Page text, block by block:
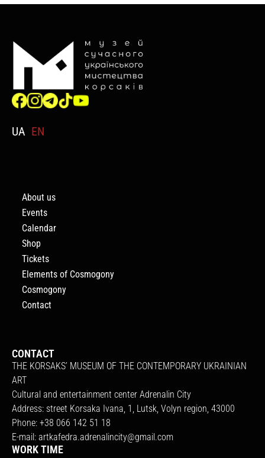
UA EN
About us
Events
Calendar
Shop
Tickets
Elements of Cosmogony
Cosmogony
Contact
CONTACT
THE KORSAKS’ MUSEUM OF THE CONTEMPORARY UKRAINIAN
ART
Cultural and entertainment center Adrenalin City
Address: street Korsaka Ivana, 1, Lutsk, Volyn region, 43000
Phone: +38 066 142 51 18
E-mail: artkafedra.adrenalincity@gmail.com
WORK TIME